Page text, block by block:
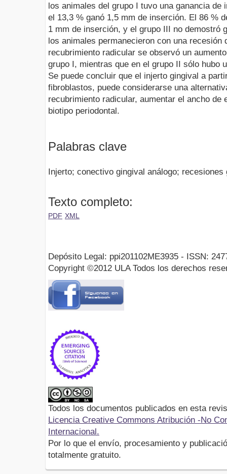
los animales del grupo I tuvo una ganancia de
el 13,3 % ganó 1,5 mm de inserción. El 86 %
1 mm de inserción, y el grupo III no demostró
los animales permanecieron con una recesión
recubrimiento radicular se observó un
grupo I, mientras que en el grupo II sólo hubo
Se puede concluir que el injerto gingival a
fibroblastos, puede considerarse una
recubrimiento radicular, aumentar el ancho
biotipo periodontal.
Palabras clave
Injerto; conectivo gingival análogo;
Texto completo:
PDF XML
Depósito Legal: ppi201102ME3935 - ISSN:
Copyright ©2012 ULA Todos los derechos
Todos los documentos publicados en esta
Licencia Creative Commons Atribución -No
Internacional.
Por lo que el envío, procesamiento y
totalmente gratuito.